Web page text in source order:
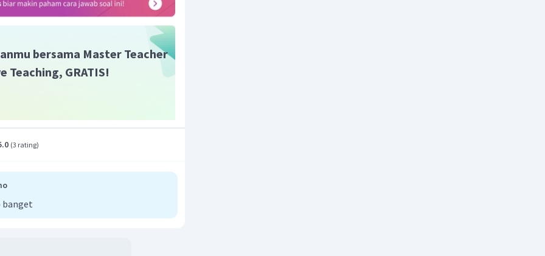
tersebut saling tegak lurus sehingga
dapat dihitung menggunakan
bersama Master Teacher
Teaching, GRATIS!
(3 rating)
banget